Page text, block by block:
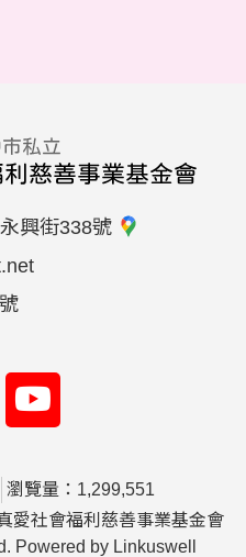
興街338號
瀏覽量：1,299,551
愛社會福利慈善事業基金會
Powered by Linkuswell